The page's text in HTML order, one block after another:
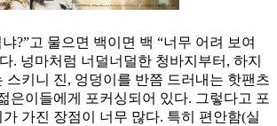
?”고 물으면 백이면 백 “너무 어려 보여
. 넝마처럼 너덜너덜한 청바지부터, 하지
스키니 진, 엉덩이를 반쯤 드러내는 핫팬츠
은이들에게 포커싱되어 있다. 그렇다고 포
가진 장점이 너무 많다. 특히 편안함(실